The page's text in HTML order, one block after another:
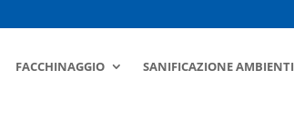
FACCHINAGGIO SANIFICAZIONE AMBIENTI